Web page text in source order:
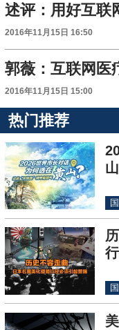
述评：用好互联
2016年11月15日 16:50
郭薇：互联网医
2016年11月15日 15:00
热门推荐